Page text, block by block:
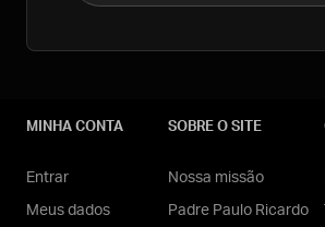
MINHA CONTA
Entrar
Meus dados
SOBRE O SITE
Nossa missão
Padre Paulo Ricardo